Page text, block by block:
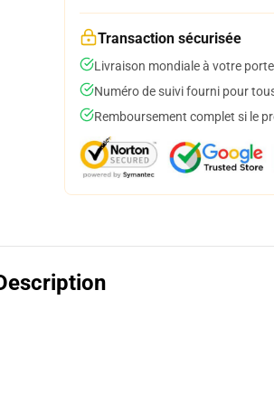
Transaction sécurisée
Livraison mondiale à votre porte
Numéro de suivi fourni pour
Remboursement complet si le